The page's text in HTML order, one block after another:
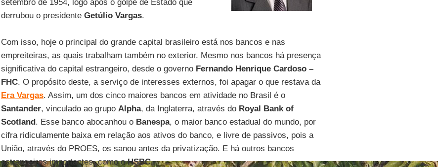
setembro de 1954, logo após o golpe de Estado que
derrubou o presidente Getúlio Vargas.
Com isso, hoje o principal do grande capital brasileiro está nos bancos e nas
empreiteiras, as quais trabalham também no exterior. Mesmo nos bancos há presença
significativa do capital estrangeiro, desde o governo Fernando Henrique Cardoso –
FHC. O propósito deste, a serviço de interesses externos, foi apagar o que restava da
Era Vargas. Assim, um dos cinco maiores bancos em atividade no Brasil é o
Santander, vinculado ao grupo Alpha, da Inglaterra, através do Royal Bank of
Scotland. Esse banco abocanhou o Banespa, o maior banco estadual do mundo, por
cifra ridiculamente baixa em relação aos ativos do banco, e livre de passivos, pois a
União, através do PROES, os sanou antes da privatização. E há outros bancos
estrangeiros importantes, como oHSBC.